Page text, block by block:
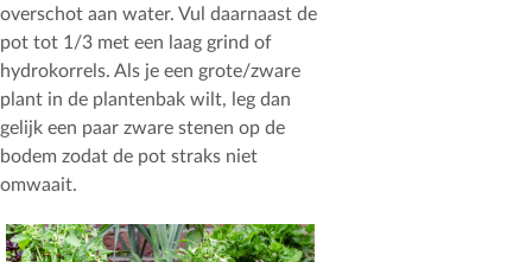
overschot aan water. Vul daarnaast de
pot tot 1/3 met een laag grind of
hydrokorrels. Als je een grote/zware
plant in de plantenbak wilt, leg dan
gelijk een paar zware stenen op de
bodem zodat de pot straks niet
omwaait.